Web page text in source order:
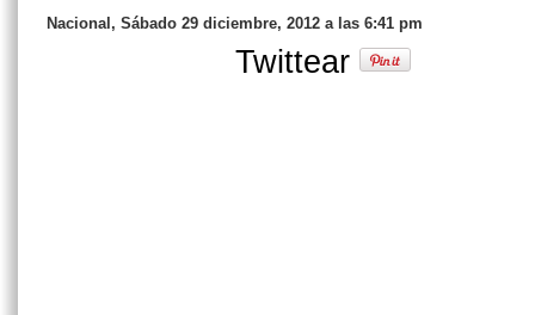
Nacional, Sábado 29 diciembre, 2012 a las 6:41 pm
Twittear